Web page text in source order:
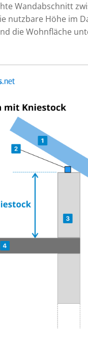
Wandabschnitt
nutzbare Höhe im
die Wohnfläche